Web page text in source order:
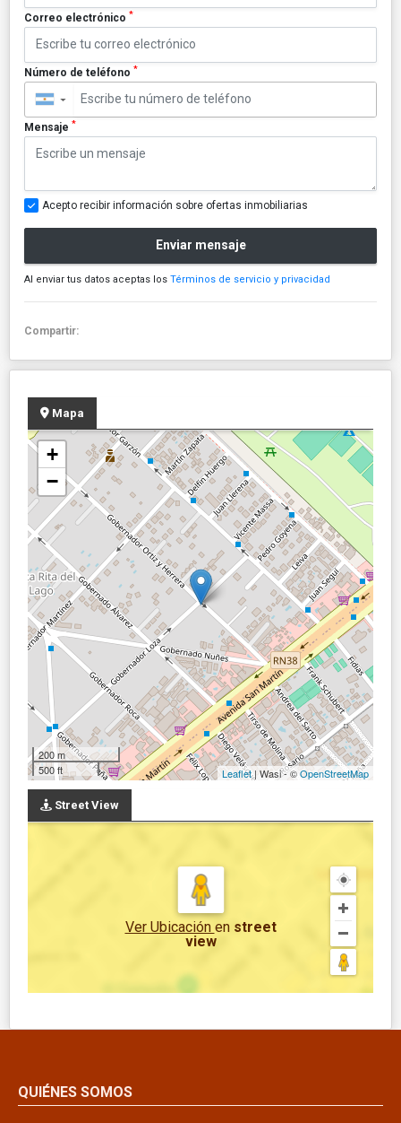
Correo electrónico *
Número de teléfono *
▼
Mensaje *
Acepto recibir información sobre ofertas inmobiliarias
Enviar mensaje
Al enviar tus datos aceptas los Términos de servicio y privacidad
Compartir:
Mapa
+
−
200 m
500 ft
Leaflet| Wasi - ©OpenStreetMap
Street View
Ver Ubicación en street
view
QUIÉNES SOMOS